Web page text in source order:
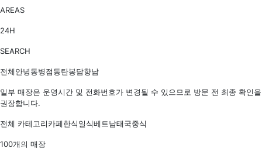
AREAS
24H
SEARCH
전체안녕동병점동탄봉담향남
일부 매장은 운영시간 및 전화번호가 변경될 수 있으므로 방문 전 최종 확인을
권장합니다.
전체 카테고리카페한식일식베트남태국중식
100개의 매장